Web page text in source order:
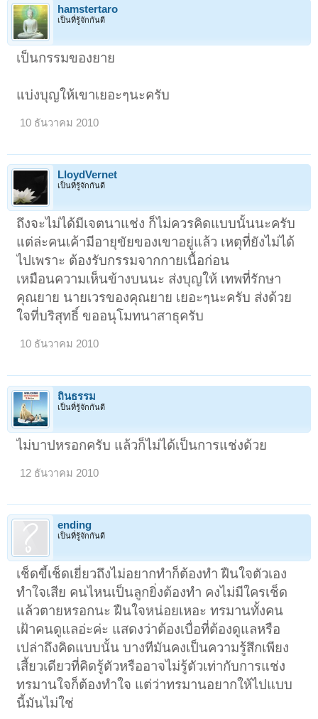
hamstertaro
เป็นที่รู้จักกันดี
เป็นกรรมของยาย
แบ่งบุญให้เขาเยอะๆนะครับ
10 ธันวาคม 2010
LloydVernet
เป็นที่รู้จักกันดี
ถึงจะไม่ได้มีเจตนาแช่ง ก็ไม่ควรคิดแบบนั้นนะครับ
แต่ล่ะคนเค้ามีอายุขัยของเขาอยู่แล้ว เหตุที่ยังไม่ได้
ไปเพราะ ต้องรับกรรมจากกายเนื้อก่อน
เหมือนความเห็นข้างบนนะ ส่งบุญให้ เทพที่รักษา
คุณยาย นายเวรของคุณยาย เยอะๆนะครับ ส่งด้วย
ใจที่บริสุทธิ์ ขออนุโมทนาสาธุครับ
10 ธันวาคม 2010
ถิ่นธรรม
เป็นที่รู้จักกันดี
ไม่บาปหรอกครับ แล้วก็ไม่ได้เป็นการแช่งด้วย
12 ธันวาคม 2010
ending
เป็นที่รู้จักกันดี
เช็ดขี้เช็ดเยี่ยวถึงไม่อยากทำก็ต้องทำ ฝืนใจตัวเอง
ทำใจเสีย คนไหนเป็นลูกยิ่งต้องทำ คงไม่มีใครเช็ด
แล้วตายหรอกนะ ฝืนใจหน่อยเหอะ ทรมานทั้งคน
เฝ้าคนดูแลอ่ะค่ะ แสดงว่าต้องเบื่อที่ต้องดูแลหรือ
เปล่าถึงคิดแบบนั้น บางทีมันคงเป็นความรู้สึกเพียง
เสี้ยวเดียวที่คิดรู้ตัวหรืออาจไม่รู้ตัวเท่ากับการแช่ง
ทรมานใจก็ต้องทำใจ แต่ว่าทรมานอยากให้ไปแบบ
นี้มันไม่ใช่